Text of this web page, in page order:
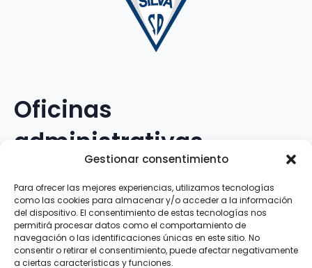
Gestionar consentimiento
Para ofrecer las mejores experiencias, utilizamos tecnologías
como las cookies para almacenar y/o acceder a la información
del dispositivo. El consentimiento de estas tecnologías nos
permitirá procesar datos como el comportamiento de
navegación o las identificaciones únicas en este sitio. No
consentir o retirar el consentimiento, puede afectar negativamente
a ciertas características y funciones.
Oficinas
administrativas
Avenida Galileo Galilei, 12
15.008 · A Coruña · España
Teléfono:881.069.303
WhatsApp:616.897.466